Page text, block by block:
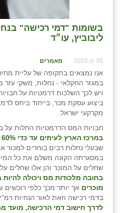
בשומות "דמי רכישה"
ליבוביץ, עו״ד
05 ינו 2022 מאמרים
אנו נמצאים בתקופה של עליית
במגזר החקלאי - נחלות, משקי עזר
ויש לכך השלכות דרמטיות על
ביצוע עסקת מכר, בייחוד ביחס
מקרקעי ישראל.
חבויות המס הדרמטיות החלות על
במרכז הארץ לעיתים עד כדי 60% מהתמורה
שבעלי נחלות רבים בוחרים למכור
במסגרתה הקונה משלם את כל
שחלים על המוכר והן אלו שחלים על
בחובה מלכודות מס ויכולה להיות
מוכרים אך יותר מכך כלפי רוכשים
בדמי רכישה וזאת לאור הנחיות
לדרך חישוב דמי הרכישה, מועד